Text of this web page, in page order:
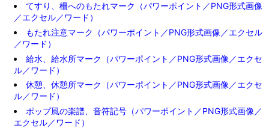
てすり、柵へのもたれマーク（パワーポイント／PNG形式画像
／エクセル／ワード）
もたれ注意マーク（パワーポイント／PNG形式画像／エクセル
／ワード）
給水、給水所マーク（パワーポイント／PNG形式画像／エクセ
ル／ワード）
休憩、休憩所マーク（パワーポイント／PNG形式画像／エクセ
ル／ワード）
ポップ風の楽譜、音符記号（パワーポイント／PNG形式画像／
エクセル／ワード）